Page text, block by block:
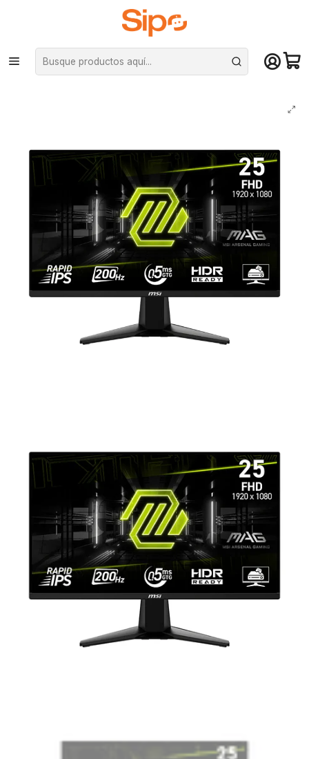
¡Compra hasta mediodía y recibe hoy! De lunes a sábado en el gran
Santiago. Envío gratis desde $29.990
Inicio Marcas MSI
Monitor Gamer MSI MAG 255F E20 24.5" Full HD Rapid IPS 200Hz 0.5ms